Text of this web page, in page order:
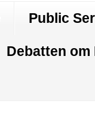
Public
Debatten om